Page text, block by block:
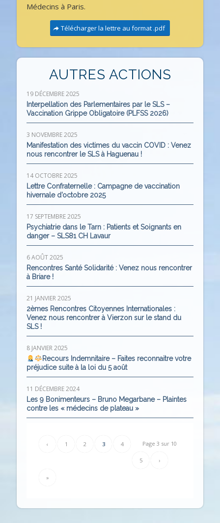
Médecins à Paris.
Télécharger la lettre au format .pdf
AUTRES ACTIONS
19 DÉCEMBRE 2025
Interpellation des Parlementaires par le SLS –
Vaccination Grippe Obligatoire (PLFSS 2026)
3 NOVEMBRE 2025
Manifestation des victimes du vaccin COVID : Venez
nous rencontrer le SLS à Haguenau !
14 OCTOBRE 2025
Lettre Confraternelle : Campagne de vaccination
hivernale d’octobre 2025
17 SEPTEMBRE 2025
Psychiatrie dans le Tarn : Patients et Soignants en
danger – SLS81 CH Lavaur
6 AOÛT 2025
Rencontres Santé Solidarité : Venez nous rencontrer
à Briare !
21 JANVIER 2025
2èmes Rencontres Citoyennes Internationales :
Venez nous rencontrer à Vierzon sur le stand du
SLS !
8 JANVIER 2025
Recours Indemnitaire – Faites reconnaitre votre
préjudice suite à la loi du 5 août
11 DÉCEMBRE 2024
Les 9 Bonimenteurs – Bruno Megarbane – Plaintes
contre les « médecins de plateau »
Page 3 sur 10
‹ 1 2 3 4
5 ›
»